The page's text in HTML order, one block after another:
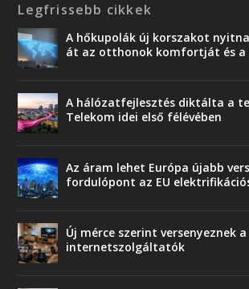
Legfrissebb cikkek
A hőkupolák új korszakot
át az otthonok komfortját és a
A hálózatfejlesztés diktálta a
Telekom idei első félévében
Az áram lehet Európa újabb
fordulópont az EU
Új mérce szerint versenyeznek
internetszolgáltatók